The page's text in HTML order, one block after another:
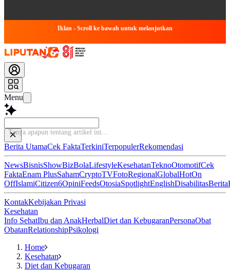
Iklan - Scroll ke bawah untuk melanjutkan
Menu
Tanya apapun tentang artike
Berita UtamaCek FaktaTerkiniTerpopulerRekomendasi
NewsBisnisShowBizBolaLifestyleKesehatanTeknoOtomotifCek
FaktaEnam PlusSahamCryptoTVFotoRegionalGlobalHotOn
OffIslamiCitizen6OpiniFeedsOtosiaSpotlightEnglishDisabilitasBerita
KontakKebijakan Privasi
Kesehatan
Info SehatIbu dan AnakHerbalDiet dan KebugaranPersonaObat
ObatanRelationshipPsikologi
Home
Kesehatan
Diet dan Kebugaran